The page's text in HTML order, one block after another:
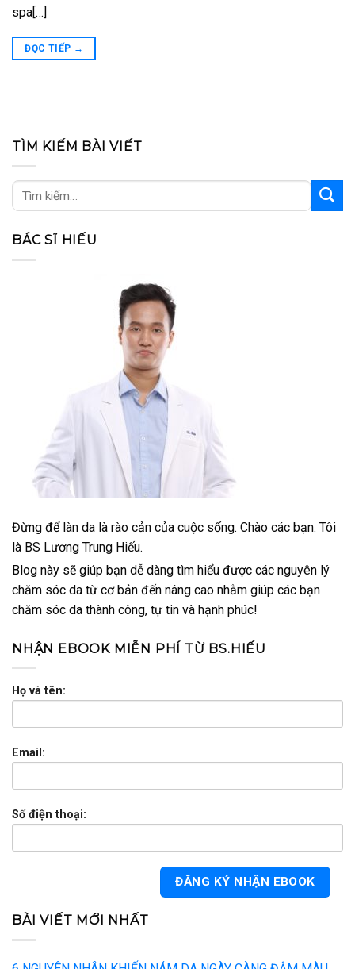
spa[…]
ĐỌC TIẾP →
TÌM KIẾM BÀI VIẾT
BÁC SĨ HIẾU
Đừng để làn da là rào cản của cuộc sống. Chào các bạn. Tôi
là BS Lương Trung Hiếu.
Blog này sẽ giúp bạn dễ dàng tìm hiểu được các nguyên lý
chăm sóc da từ cơ bản đến nâng cao nhằm giúp các bạn
chăm sóc da thành công, tự tin và hạnh phúc!
NHẬN EBOOK MIỄN PHÍ TỪ BS.HIẾU
Họ và tên:
Email:
Số điện thoại:
BÀI VIẾT MỚI NHẤT